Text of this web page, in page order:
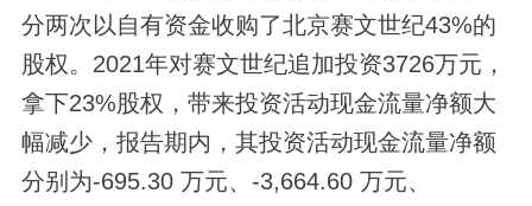
分两次以自有资金收购了北京赛文世纪43%的
股权。2021年对赛文世纪追加投资3726万元，
拿下23%股权，带来投资活动现金流量净额大
幅减少，报告期内，其投资活动现金流量净额
分别为-695.30 万元、-3,664.60 万元、